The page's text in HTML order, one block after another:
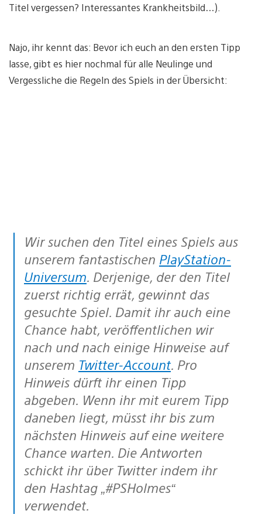
Titel vergessen? Interessantes Krankheitsbild…).
Najo, ihr kennt das: Bevor ich euch an den ersten Tipp
lasse, gibt es hier nochmal für alle Neulinge und
Vergessliche die Regeln des Spiels in der Übersicht:
Wir suchen den Titel eines Spiels aus
unserem fantastischen PlayStation-
Universum. Derjenige, der den Titel
zuerst richtig errät, gewinnt das
gesuchte Spiel. Damit ihr auch eine
Chance habt, veröffentlichen wir
nach und nach einige Hinweise auf
unserem Twitter-Account. Pro
Hinweis dürft ihr einen Tipp
abgeben. Wenn ihr mit eurem Tipp
daneben liegt, müsst ihr bis zum
nächsten Hinweis auf eine weitere
Chance warten. Die Antworten
schickt ihr über Twitter indem ihr
den Hashtag „#PSHolmes“
verwendet.